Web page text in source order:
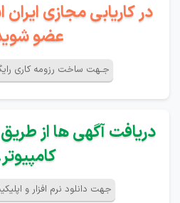
در کاریابی مجازی
عضو
جـهت ساخت رزومه کاری
دریافت آگهی ها از طریق
جهت دانلود نرم افزار و